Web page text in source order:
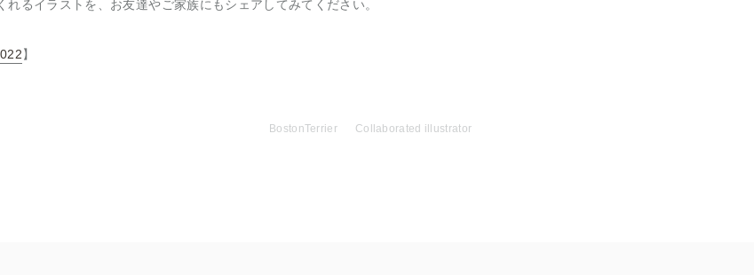
れるイラストを、お友達やご家族にもシェアしてみてください。
】
BostonTerrier Collaborated illustrator